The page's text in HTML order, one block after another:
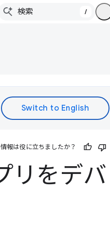
/
報は役に立ちましたか？
リをデバ